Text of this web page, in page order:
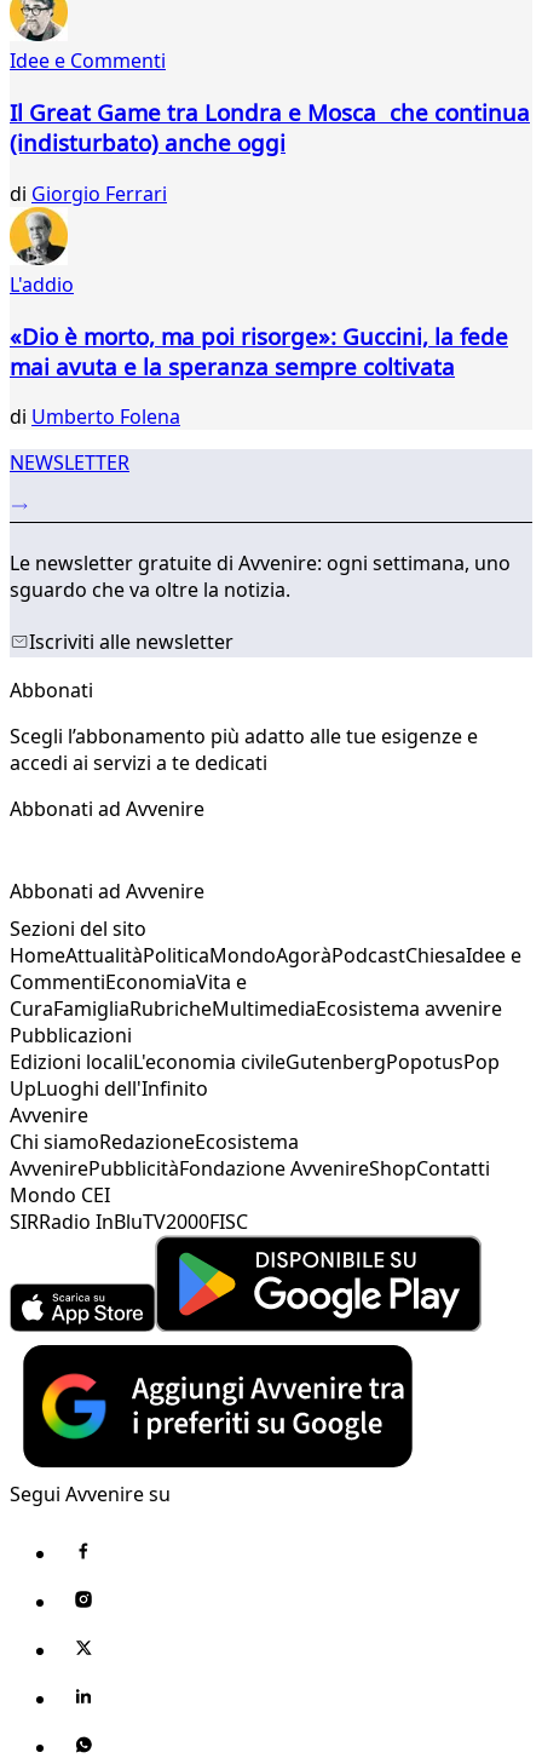
...
Idee e Commenti
Il Great Game tra Londra e Mosca che continua
(indisturbato) anche oggi
di Giorgio Ferrari
L'addio
«Dio è morto, ma poi risorge»: Guccini, la fede
mai avuta e la speranza sempre coltivata
di Umberto Folena
NEWSLETTER
Le newsletter gratuite di Avvenire: ogni settimana, uno
sguardo che va oltre la notizia.
Iscriviti alle newsletter
Abbonati
Scegli l’abbonamento più adatto alle tue esigenze e
accedi ai servizi a te dedicati
Abbonati ad Avvenire
Abbonati ad Avvenire
Sezioni del sito
HomeAttualitàPoliticaMondoAgoràPodcastChiesaIdee e
CommentiEconomiaVita e
CuraFamigliaRubricheMultimediaEcosistema avvenire
Pubblicazioni
Edizioni localiL'economia civileGutenbergPopotusPop
UpLuoghi dell'Infinito
Avvenire
Chi siamoRedazioneEcosistema
AvvenirePubblicitàFondazione AvvenireShopContatti
Mondo CEI
SIRRadio InBluTV2000FISC
Segui Avvenire su